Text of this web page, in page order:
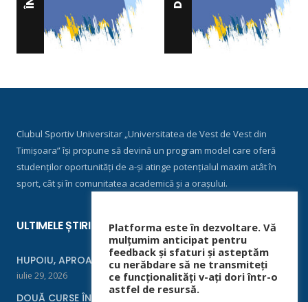
Clubul Sportiv Universitar „Universitatea de Vest de Vest din
Timișoara” își propune să devină un program model care oferă
studenților oportunități de a-și atinge potențialul maxim atât în
sport, cât și în comunitatea academică și a orașului.
ULTIMELE ȘTIRI
HUPOIU, APROAPE DE FINALĂ LA ORADEA
iulie 29, 2026
DOUĂ CURSE ÎNTR-UN WEEKEND
Platforma este în dezvoltare. Vă
mulțumim anticipat pentru
feedback și sfaturi și asteptăm
cu nerăbdare să ne transmiteți
ce funcționalități v-ați dori într-o
astfel de resursă.